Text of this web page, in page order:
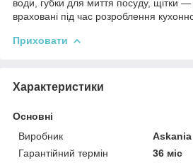
води, губки для миття посуду, щітки —
враховані під час розроблення
Приховати
Характеристики
Основні
Виробник
Askania
Гарантійний термін
36 міс